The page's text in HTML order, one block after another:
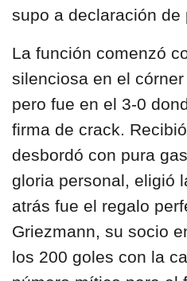
supo a declaración de
La función comenzó
silenciosa en el
pero fue en el 3-0
firma de crack.
desbordó con pura
gloria personal, eligió
atrás fue el regalo
Griezmann, su socio
los 200 goles con la